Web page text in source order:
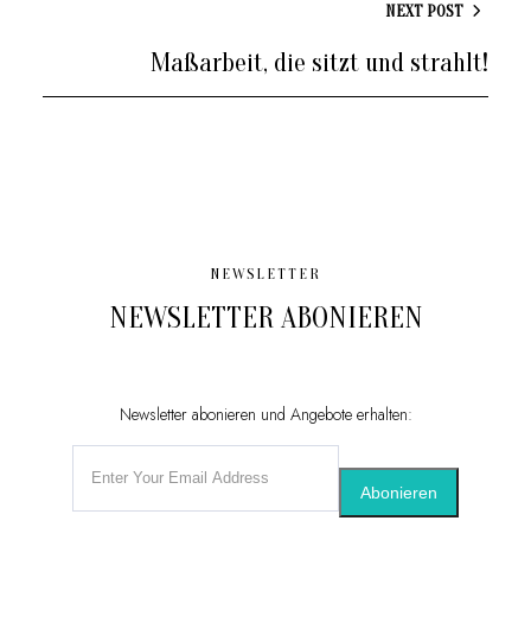
NEXT POST
Maßarbeit, die sitzt und strahlt!
NEWSLETTER
NEWSLETTER ABONIEREN
Newsletter abonieren und Angebote erhalten:
Abonieren